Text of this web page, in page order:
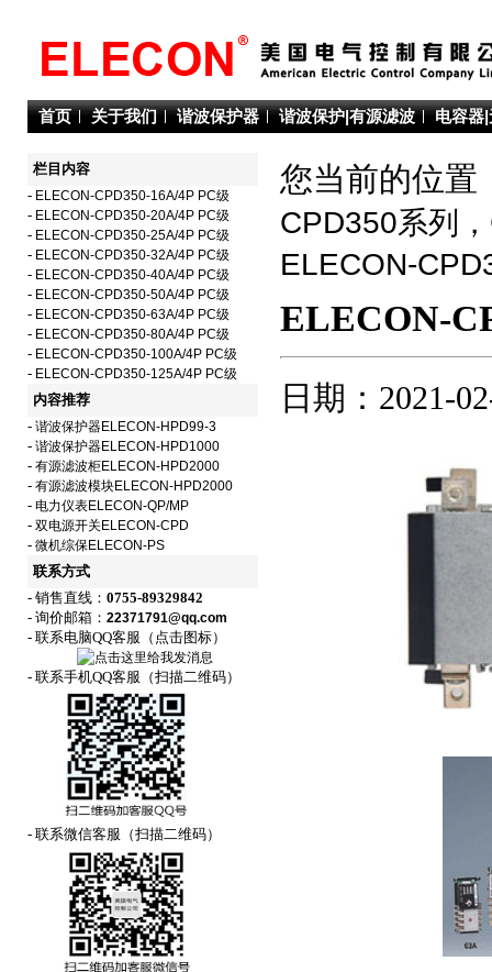
首页 关于我们 谐波保护器 谐波保护|有源滤波 电容器
栏目内容
- ELECON-CPD350-16A/4P PC级
- ELECON-CPD350-20A/4P PC级
- ELECON-CPD350-25A/4P PC级
- ELECON-CPD350-32A/4P PC级
- ELECON-CPD350-40A/4P PC级
- ELECON-CPD350-50A/4P PC级
- ELECON-CPD350-63A/4P PC级
- ELECON-CPD350-80A/4P PC级
- ELECON-CPD350-100A/4P PC级
- ELECON-CPD350-125A/4P PC级
内容推荐
- 谐波保护器ELECON-HPD99-3
- 谐波保护器ELECON-HPD1000
- 有源滤波柜ELECON-HPD2000
- 有源滤波模块ELECON-HPD2000
- 电力仪表ELECON-QP/MP
- 双电源开关ELECON-CPD
- 微机综保ELECON-PS
联系方式
- 销售直线： 0755-89329842
- 询价邮箱： 22371791@qq.com
- 联系电脑QQ客服（点击图标）
- 联系手机QQ客服（扫描二维码）
- 联系微信客服（扫描二维码）
您当前的位
CPD350系列
ELECON-
ELECON-
日期：2021-